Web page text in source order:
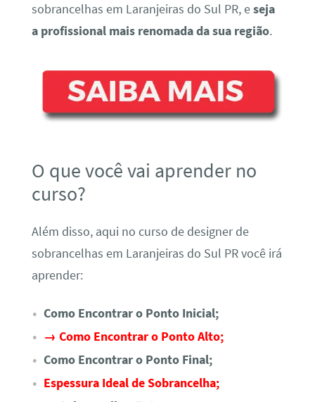
sobrancelhas em Laranjeiras do Sul PR, eseja
a profissional mais renomada da sua região.
O que você vai aprender no
curso?
Além disso, aqui no curso de designer de
sobrancelhas em Laranjeiras do Sul PR você irá
aprender:
Como Encontrar o Ponto Inicial;
→ Como Encontrar o Ponto Alto;
Como Encontrar o Ponto Final;
Espessura Ideal de Sobrancelha;